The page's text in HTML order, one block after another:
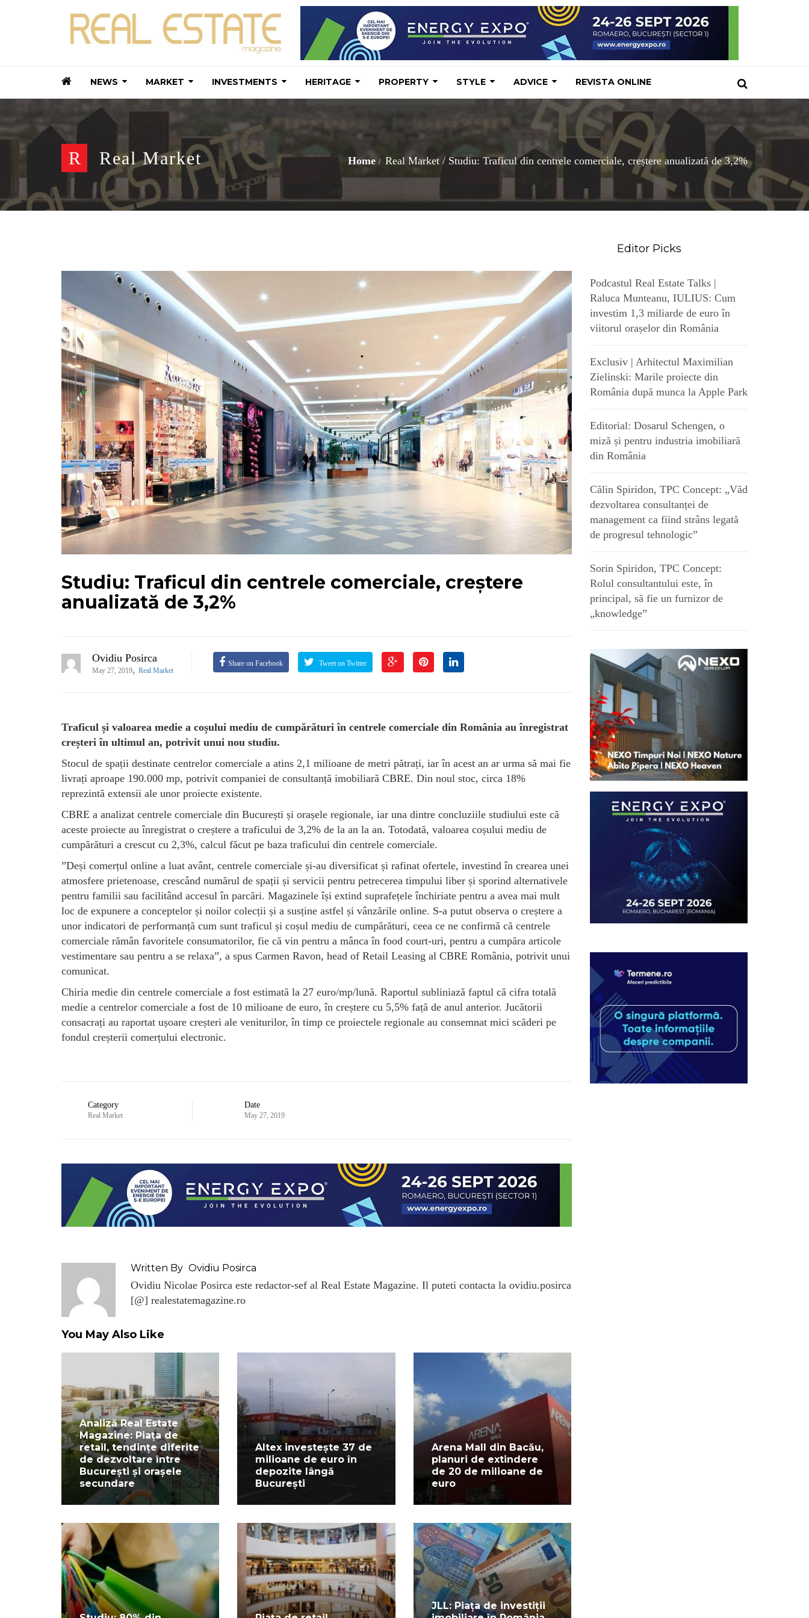
NEWS MARKET INVESTMENTS HERITAGE PROPERTY STYLE ADVICE REVISTA ONLINE
R Real Market Home Real Market / Studiu: Traficul din centrele comerciale, creștere anualizată de 3,2%
Studiu: Traficul din centrele comerciale, creștere
anualizată de 3,2%
Ovidiu Posirca
May 27, 2019, Real Market
Share on Facebook Tweet on Twitter
Traficul și valoarea medie a coșului mediu de cumpărături în centrele comerciale din România au înregistrat
creșteri în ultimul an, potrivit unui nou studiu.
Stocul de spații destinate centrelor comerciale a atins 2,1 milioane de metri pătrați, iar în acest an ar urma să mai fie
livrați aproape 190.000 mp, potrivit companiei de consultanță imobiliară CBRE. Din noul stoc, circa 18%
reprezintă extensii ale unor proiecte existente.
CBRE a analizat centrele comerciale din București și orașele regionale, iar una dintre concluziile studiului este că
aceste proiecte au înregistrat o creștere a traficului de 3,2% de la an la an. Totodată, valoarea coșului mediu de
cumpărături a crescut cu 2,3%, calcul făcut pe baza traficului din centrele comerciale.
”Deși comerțul online a luat avânt, centrele comerciale și-au diversificat și rafinat ofertele, investind în crearea unei
atmosfere prietenoase, crescând numărul de spații și servicii pentru petrecerea timpului liber și sporind alternativele
pentru familii sau facilitând accesul în parcări. Magazinele își extind suprafețele închiriate pentru a avea mai mult
loc de expunere a conceptelor și noilor colecții și a susține astfel și vânzările online. S-a putut observa o creștere a
unor indicatori de performanță cum sunt traficul și coșul mediu de cumpărături, ceea ce ne confirmă că centrele
comerciale rămân favoritele consumatorilor, fie că vin pentru a mânca în food court-uri, pentru a cumpăra articole
vestimentare sau pentru a se relaxa”, a spus Carmen Ravon, head of Retail Leasing al CBRE România, potrivit unui
comunicat.
Chiria medie din centrele comerciale a fost estimată la 27 euro/mp/lună. Raportul subliniază faptul că cifra totală
medie a centrelor comerciale a fost de 10 milioane de euro, în creștere cu 5,5% față de anul anterior. Jucătorii
consacrați au raportat ușoare creșteri ale veniturilor, în timp ce proiectele regionale au consemnat mici scăderi pe
fondul creșterii comerțului electronic.
Category
Real Market
Date
May 27, 2019
Written By Ovidiu Posirca
Ovidiu Nicolae Posirca este redactor-sef al Real Estate Magazine. Il puteti contacta la ovidiu.posirca
[@] realestatemagazine.ro
You May Also Like
Analiză Real Estate
Magazine: Piața de
retail, tendințe diferite
de dezvoltare între
București și orașele
secundare
Altex investește 37 de
milioane de euro în
depozite lângă
București
Arena Mall din Bacău,
planuri de extindere
de 20 de milioane de
euro
JLL: Piața de investiții
Editor Picks
Podcastul Real Estate Talks |
Raluca Munteanu, IULIUS: Cum
investim 1,3 miliarde de euro în
viitorul orașelor din România
Exclusiv | Arhitectul Maximilian
Zielinski: Marile proiecte din
România după munca la Apple Park
Editorial: Dosarul Schengen, o
miză și pentru industria imobiliară
din România
Călin Spiridon, TPC Concept: „Văd
dezvoltarea consultanței de
management ca fiind strâns legată
de progresul tehnologic”
Sorin Spiridon, TPC Concept:
Rolul consultantului este, în
principal, să fie un furnizor de
„knowledge”